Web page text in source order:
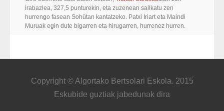
irabazlea, 327,5 punturekin, eta zuzenean sailkatu zen
hurrengo fasean Sohütan kantatzeko. Patxi Iriart eta Maindi
Muruak egin dute bigarren eta hirugarren, hurrenez hurren.
Copyright © Algortako Bertsolari Eskola. 2015
Eskubide guztiak jabedunak dira